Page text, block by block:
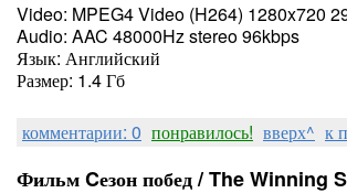
Video: MPEG4 Video (H264) 1280x720
Audio: AAC 48000Hz stereo 96kbps
Язык: Английский
Размер: 1.4 Гб
комментарии: 0 понравилось! вверх^ к
Фильм Cезон побед / The Winning